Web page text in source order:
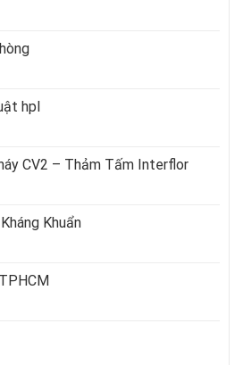
hpl
CV2 – Thảm Tấm Interflor
Khuẩn